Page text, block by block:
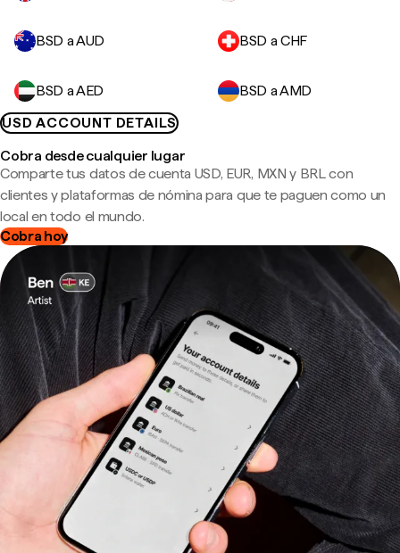
BSD a AUD BSD a CHF
BSD a AED
BSD a AMD
USD ACCOUNT DETAILS
Cobra desde cualquier lugar
Comparte tus datos de cuenta USD, EUR, MXN y BRL con
clientes y plataformas de nómina para que te paguen como un
local en todo el mundo.
Cobra hoy